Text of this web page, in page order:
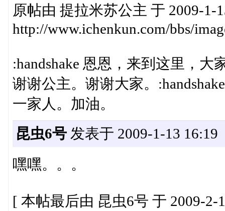
原帖由 提拉米苏公主 于 2009-1-
http://www.ichenkun.com/bbs/
:handshake 恩恩，来到这里，大
谢谢公主。谢谢大家。:handshake
一家人。加油。
昆虫6号发表于 2009-1-13 16:19
嘿嘿。。。
[ 本帖最后由 昆虫6号 于 2009-2-